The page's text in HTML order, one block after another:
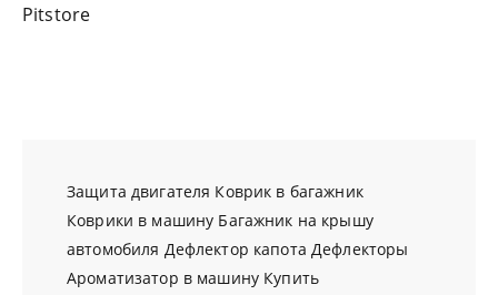
Pitstore
Защита двигателя Коврик в багажник
Коврики в машину Багажник на крышу
автомобиля Дефлектор капота Дефлекторы
Ароматизатор в машину Купить